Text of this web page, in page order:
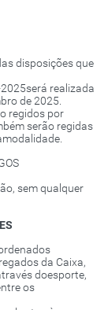
disposições que
realizada
de 2025.
regidos por
serão regidas
sem qualquer
da Caixa,
doesporte,
os